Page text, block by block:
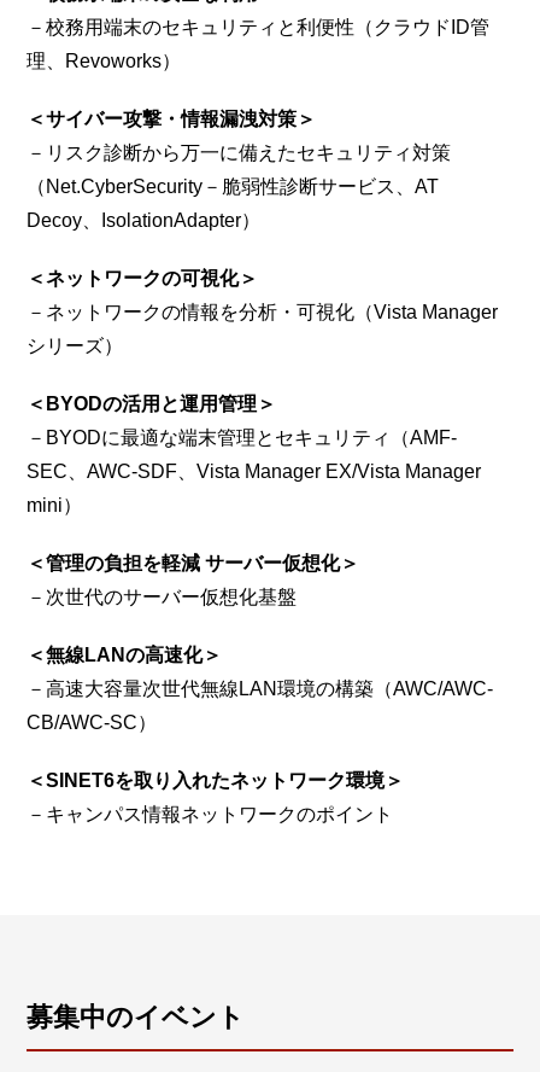
－校務用端末のセキュリティと利便性（クラウドID管
理、Revoworks）
＜サイバー攻撃・情報漏洩対策＞
－リスク診断から万一に備えたセキュリティ対策
（Net.CyberSecurity－脆弱性診断サービス、AT
Decoy、IsolationAdapter）
＜ネットワークの可視化＞
－ネットワークの情報を分析・可視化（Vista Manager
シリーズ）
＜BYODの活用と運用管理＞
－BYODに最適な端末管理とセキュリティ（AMF-
SEC、AWC-SDF、Vista Manager EX/Vista Manager
mini）
＜管理の負担を軽減 サーバー仮想化＞
－次世代のサーバー仮想化基盤
＜無線LANの高速化＞
－高速大容量次世代無線LAN環境の構築（AWC/AWC-
CB/AWC-SC）
＜SINET6を取り入れたネットワーク環境＞
－キャンパス情報ネットワークのポイント
募集中のイベント